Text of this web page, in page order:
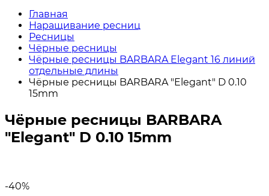
Главная
Наращивание ресниц
Ресницы
Чёрные ресницы
Чёрные ресницы BARBARA Elegant 16 линий
отдельные длины
Чёрные ресницы BARBARA "Elegant" D 0.10
15mm
Чёрные ресницы BARBARA
"Elegant" D 0.10 15mm
-40%